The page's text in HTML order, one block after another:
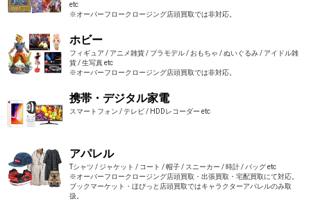
etc
※オーバーフロークロージング店頭買取では非対応。
ホビー
フィギュア / アニメ雑貨 / プラモデル / おもちゃ / ぬいぐるみ / アイドル雑
貨 / 生写真 etc
※オーバーフロークロージング店頭買取では非対応。
携帯・デジタル家電
スマートフォン / テレビ / HDDレコーダー etc
アパレル
Tシャツ / ジャケット / コート / 帽子 / スニーカー / 時計 / バッグ etc
※オーバーフロークロージング店頭買取・出張買取・宅配買取にて対応。
ブックマーケット・ほびっと店頭買取ではキャラクターアパレルのみ取
扱。